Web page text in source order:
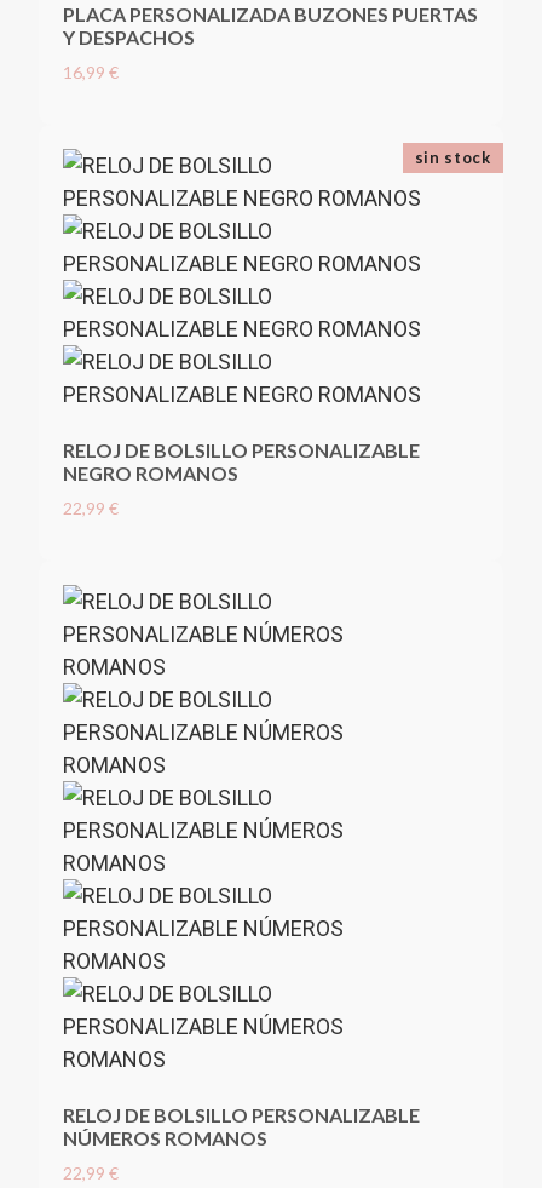
PLACA PERSONALIZADA BUZONES PUERTAS
Y DESPACHOS
16,99 €
RELOJ DE BOLSILLO PERSONALIZABLE
NEGRO ROMANOS
22,99 €
sin stock
RELOJ DE BOLSILLO PERSONALIZABLE
NÚMEROS ROMANOS
22,99 €